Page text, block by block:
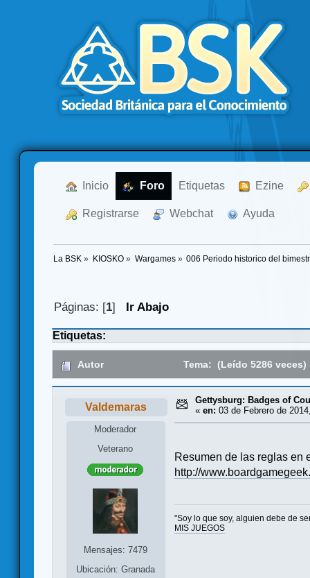
Inicio Foro Etiquetas Ezine
Registrarse Webchat Ayuda
La BSK » KIOSKO» Wargames» 006 Periodo historico del
Páginas: [1] Ir Abajo
Etiquetas:
Autor Tema: (Leído 5286 veces)
Valdemaras
Moderador
Veterano
Mensajes: 7479
Ubicación: Granada
Gettysburg: Badges of
« en: 03 de Febrero de
Resumen de las reglas en
http://
"Soy lo que soy, alguien debe de
MIS JUEGOS